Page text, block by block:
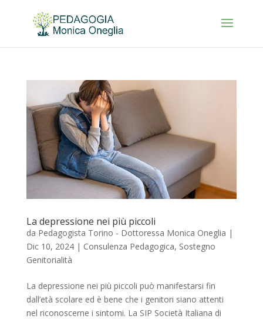
La depressione nei più piccoli
da Pedagogista Torino - Dottoressa Monica Oneglia |
Dic 10, 2024| Consulenza Pedagogica, Sostegno
Genitorialità
La depressione nei più piccoli può manifestarsi fin
dall’età scolare ed è bene che i genitori siano attenti
nel riconoscerne i sintomi. La SIP Società Italiana di